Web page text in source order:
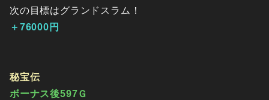
次の目標はグランドスラム！
＋76000円
秘宝伝
ボーナス後597Ｇ